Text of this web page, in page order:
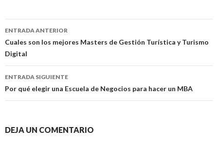
Ir a la entrada
ENTRADA ANTERIOR
Cuales son los mejores Masters de Gestión Turística y Turismo
Digital
ENTRADA SIGUIENTE
Por qué elegir una Escuela de Negocios para hacer un MBA
DEJA UN COMENTARIO